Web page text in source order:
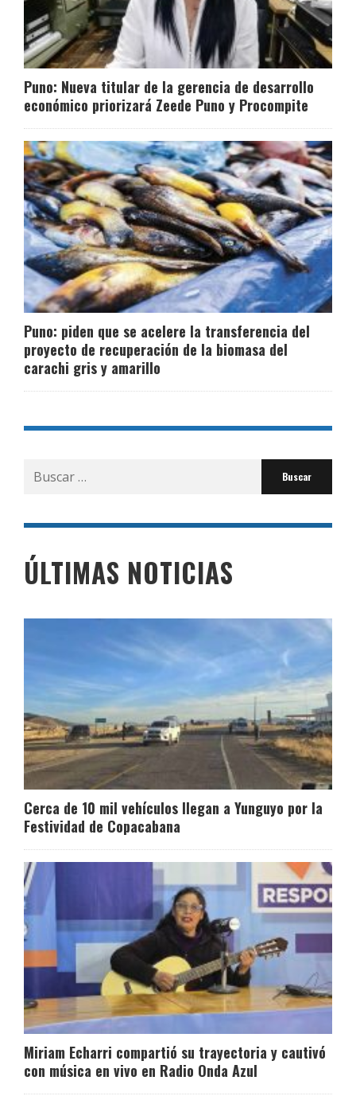
Puno: Nueva titular de la gerencia de desarrollo
económico priorizará Zeede Puno y Procompite
Puno: piden que se acelere la transferencia del
proyecto de recuperación de la biomasa del
carachi gris y amarillo
Buscar
por:
ÚLTIMAS NOTICIAS
Cerca de 10 mil vehículos llegan a Yunguyo por la
Festividad de Copacabana
Miriam Echarri compartió su trayectoria y cautivó
con música en vivo en Radio Onda Azul